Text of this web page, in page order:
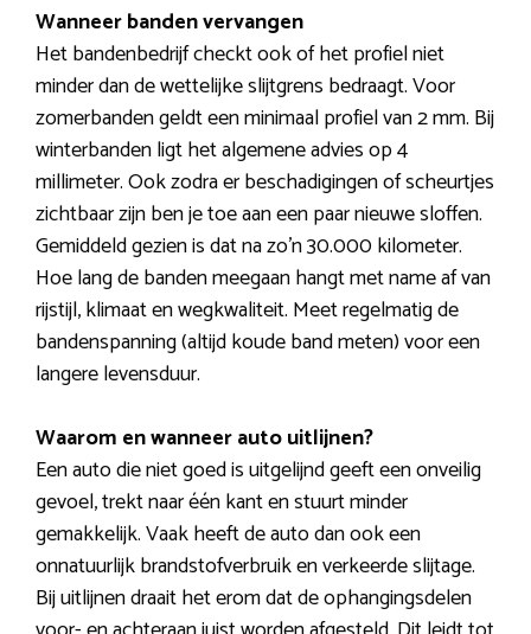
Wanneer banden vervangen
Het bandenbedrijf checkt ook of het profiel niet
minder dan de wettelijke slijtgrens bedraagt. Voor
zomerbanden geldt een minimaal profiel van 2 mm. Bij
winterbanden ligt het algemene advies op 4
millimeter. Ook zodra er beschadigingen of scheurtjes
zichtbaar zijn ben je toe aan een paar nieuwe sloffen.
Gemiddeld gezien is dat na zo’n 30.000 kilometer.
Hoe lang de banden meegaan hangt met name af van
rijstijl, klimaat en wegkwaliteit. Meet regelmatig de
bandenspanning (altijd koude band meten) voor een
langere levensduur.
Waarom en wanneer auto uitlijnen?
Een auto die niet goed is uitgelijnd geeft een onveilig
gevoel, trekt naar één kant en stuurt minder
gemakkelijk. Vaak heeft de auto dan ook een
onnatuurlijk brandstofverbruik en verkeerde slijtage.
Bij uitlijnen draait het erom dat de ophangingsdelen